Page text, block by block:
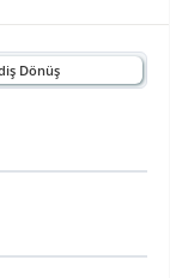
Dönüş